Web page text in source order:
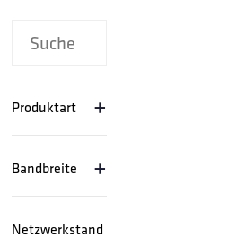
Produktart +
Bandbreite +
Netzwerkstand